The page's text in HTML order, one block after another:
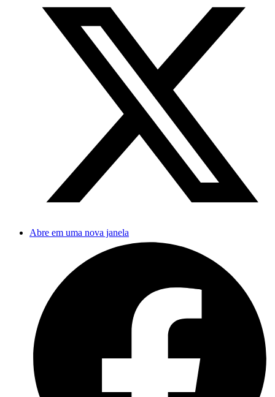
Abre em uma nova janela